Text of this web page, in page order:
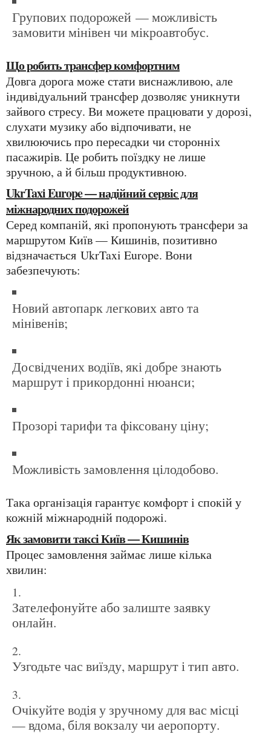
групових подорожей — можливість
замовити мінівен чи мікроавтобус.
Що робить трансфер комфортним
Довга дорога може стати виснажливою, але
індивідуальний трансфер дозволяє уникнути
зайвого стресу. Ви можете працювати у дорозі,
слухати музику або відпочивати, не
хвилюючись про пересадки чи сторонніх
пасажирів. Це робить поїздку не лише
зручною, а й більш продуктивною.
UkrTaxi Europe — надійний сервіс для
міжнародних подорожей
Серед компаній, які пропонують трансфери за
маршрутом Київ — Кишинів, позитивно
відзначається UkrTaxi Europe. Вони
забезпечують:
новий автопарк легкових авто та
мінівенів;
досвідчених водіїв, які добре знають
маршрут і прикордонні нюанси;
прозорі тарифи та фіксовану ціну;
можливість замовлення цілодобово.
Така організація гарантує комфорт і спокій у
кожній міжнародній подорожі.
Як замовити таксі Київ — Кишинів
Процес замовлення займає лише кілька
хвилин:
Зателефонуйте або залиште заявку
онлайн.
Узгодьте час виїзду, маршрут і тип авто.
Очікуйте водія у зручному для вас місці
— вдома, біля вокзалу чи аеропорту.